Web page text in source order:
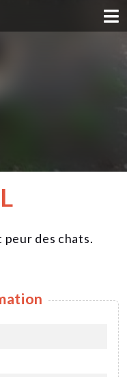
SOUTENIR
peur des chats.